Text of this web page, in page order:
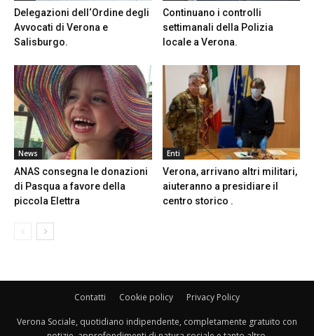
Delegazioni dell‘Ordine degli
Avvocati di Verona e
Salisburgo.
Continuano i controlli
settimanali della Polizia
locale a Verona.
News
ANAS consegna le donazioni
di Pasqua a favore della
piccola Elettra
Enti
Verona, arrivano altri militari,
aiuteranno a presidiare il
centro storico .
Contatti Cookie policy Privacy Policy
Verona Sociale, quotidiano indipendente, completamente gratuito con